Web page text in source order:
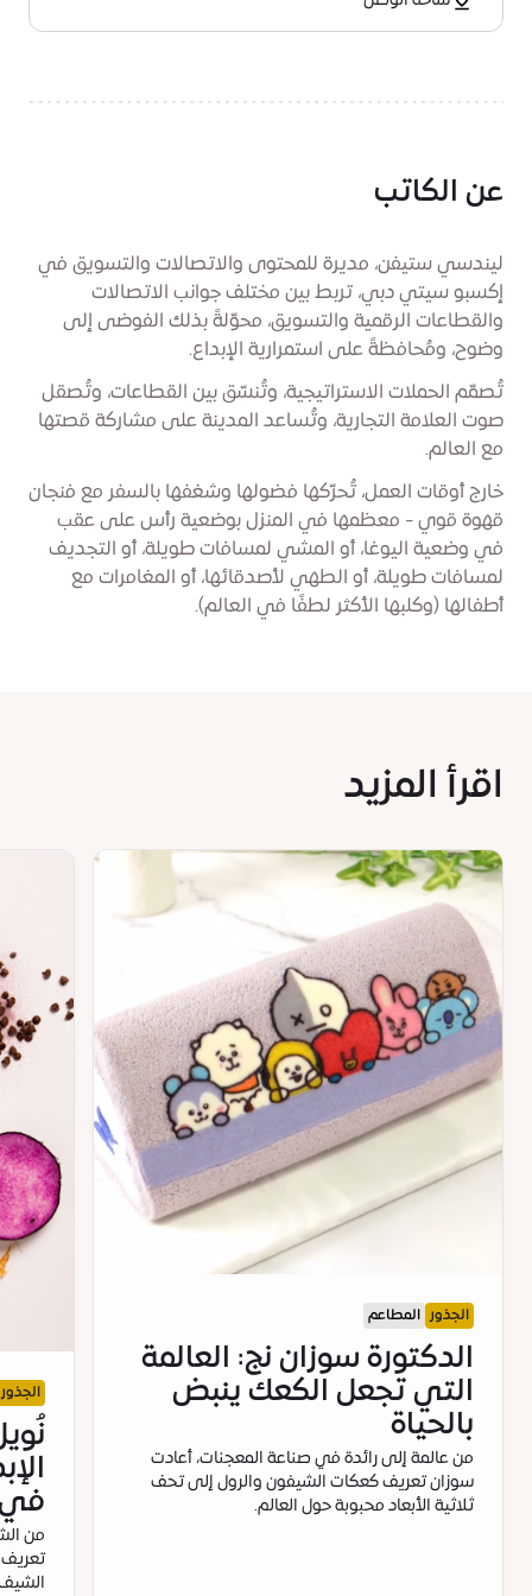
عن الكاتب
ليندسي ستيفن، مديرة للمحتوى والاتصالات والتسويق في
إكسبو سيتي دبي، تربط بين مختلف جوانب الاتصالات
والقطاعات الرقمية والتسويق، محوّلةً بذلك الفوضى إلى
وضوح، ومُحافظةً على استمرارية الإبداع.
تُصمّم الحملات الاستراتيجية، وتُنسّق بين القطاعات، وتُصقل
صوت العلامة التجارية، وتُساعد المدينة على مشاركة قصتها
مع العالم.
خارج أوقات العمل، تُحرّكها فضولها وشغفها بالسفر مع فنجان
قهوة قوي - معظمها في المنزل بوضعية رأس على عقب
في وضعية اليوغا، أو المشي لمسافات طويلة، أو التجديف
لمسافات طويلة، أو الطهي لأصدقائها، أو المغامرات مع
أطفالها (وكلبها الأكثر لطفًا في العالم).
اقرأ المزيد
الجذور المطاعم
الدكتورة سوزان نج: العالمة
التي تجعل الكعك ينبض
بالحياة
من عالمة إلى رائدة في صناعة المعجنات، أعادت
سوزان تعريف كعكات الشيفون والرول إلى تحف
ثلاثية الأبعاد محبوبة حول العالم.
الجذور
من